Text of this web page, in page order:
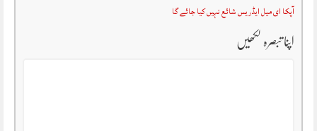
آپکا ای میل ایڈریس شائع نہیں کیا جائے گا
اپنا تبصرہ لکھیں